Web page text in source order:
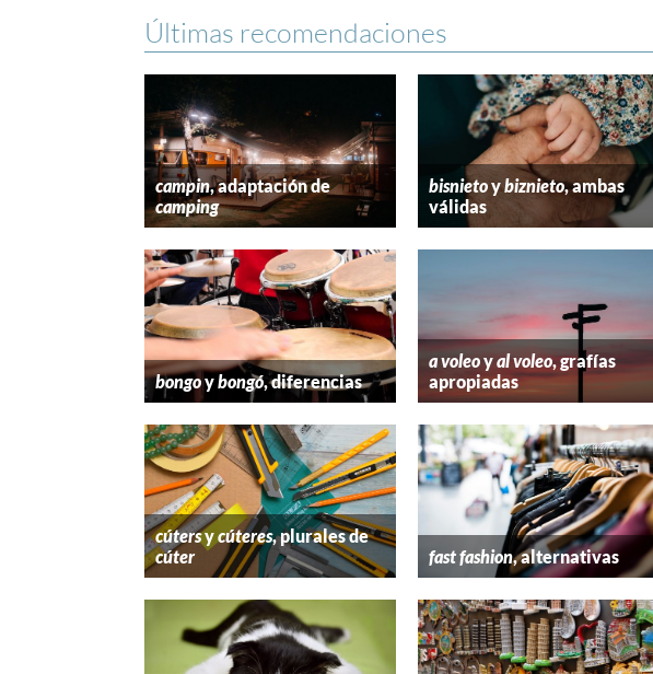
Últimas recomendaciones
campin, adaptación de
camping
bisnietoybiznieto, ambas
válidas
bongoybongó, diferencias
a voleoyal voleo, grafías
apropiadas
cútersycúteres, plurales de
cúter
fast fashion, alternativas